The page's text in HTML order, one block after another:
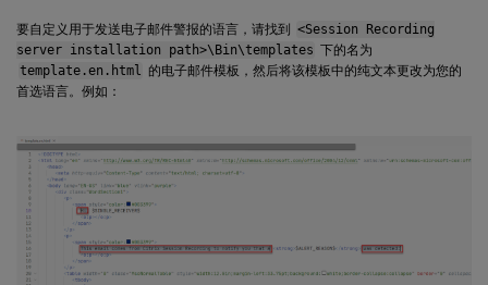
要自定义用于发送电子邮件警报的语言，请找到
<Session Recording
server installation path>\Bin\templates 下的名为
template.en.html 的电子邮件模板，然后将该模板中的纯文本更改为您的
首选语言。例如：